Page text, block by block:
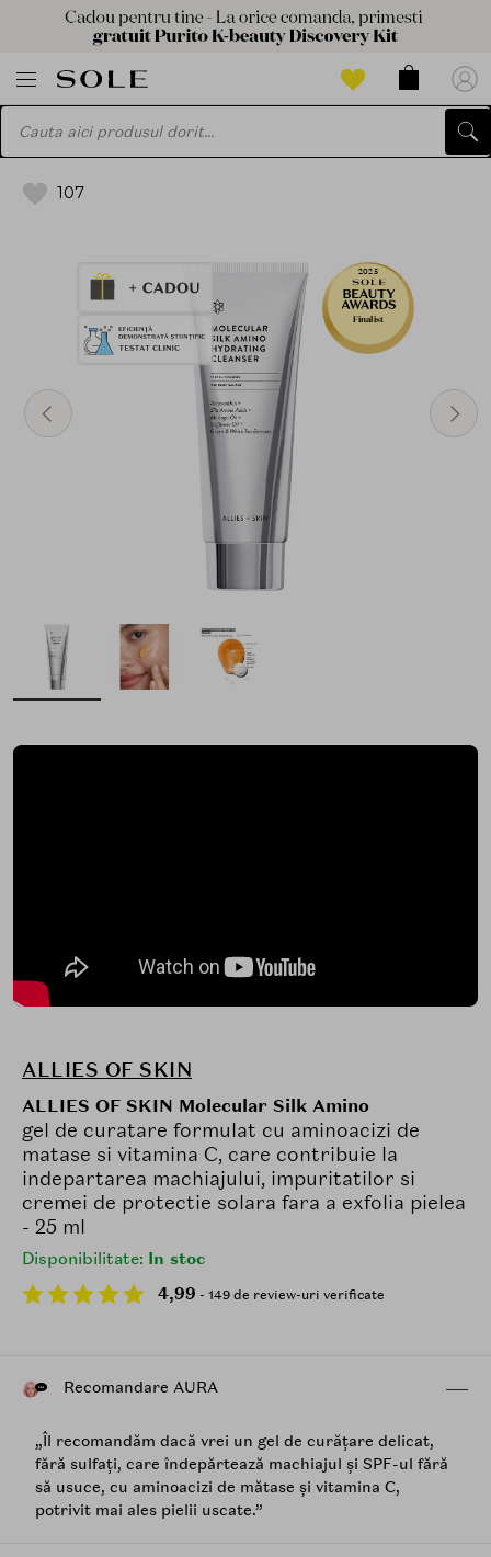
107
2025
Finalist
ALLIES OF SKIN
ALLIES OF SKIN Molecular Silk Amino
gel de curatare formulat cu aminoacizi de
matase si vitamina C, care contribuie la
indepartarea machiajului, impuritatilor si
cremei de protectie solara fara a exfolia pielea
- 25 ml
Disponibilitate: In stoc
4,99 - 149 de review-uri verificate
Recomandare AURA
„Îl recomandăm dacă vrei un gel de curățare delicat,
fără sulfați, care îndepărtează machiajul și SPF-ul fără
să usuce, cu aminoacizi de mătase și vitamina C,
potrivit mai ales pielii uscate.”